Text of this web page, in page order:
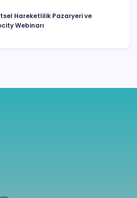
Hareketlilik Pazaryeri ve
Webinarı